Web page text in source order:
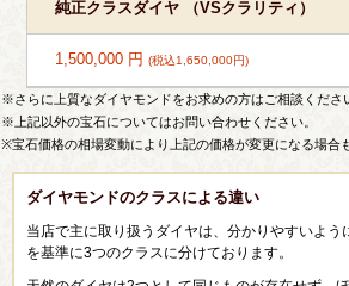
純正クラスダイヤ （VSクラリティ）
1,500,000 円(税込1,650,000円)
※さらに上質なダイヤモンドをお求めの方はご相談くださ
※上記以外の宝石についてはお問い合わせください。
※宝石価格の相場変動により上記の価格が変更になる場合
ダイヤモンドのクラスによる違い
当店で主に取り扱うダイヤは、分かりやすいよう
を基準に3つのクラスに分けております。